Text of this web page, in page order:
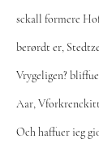
sckall formere
berørdt er,
Vrygeligen?
Aar,
Och haffuer ieg